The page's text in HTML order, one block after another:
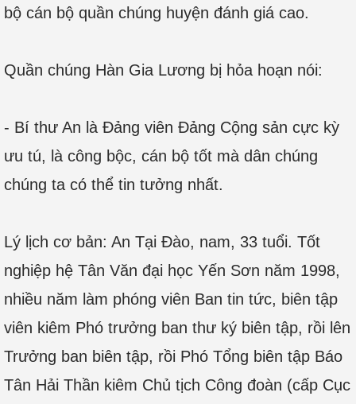
bộ cán bộ quần chúng huyện đánh giá cao.
Quần chúng Hàn Gia Lương bị hỏa hoạn nói:
- Bí thư An là Đảng viên Đảng Cộng sản cực kỳ
ưu tú, là công bộc, cán bộ tốt mà dân chúng
chúng ta có thể tin tưởng nhất.
Lý lịch cơ bản: An Tại Đào, nam, 33 tuổi. Tốt
nghiệp hệ Tân Văn đại học Yến Sơn năm 1998,
nhiều năm làm phóng viên Ban tin tức, biên tập
viên kiêm Phó trưởng ban thư ký biên tập, rồi lên
Trưởng ban biên tập, rồi Phó Tổng biên tập Báo
Tân Hải Thần kiêm Chủ tịch Công đoàn (cấp Cục